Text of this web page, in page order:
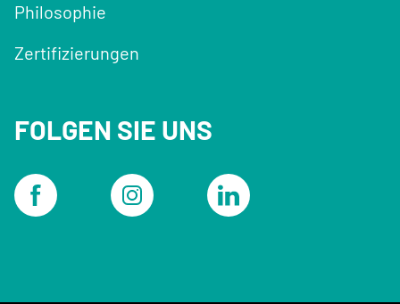
Philosophie
Zertifizierungen
FOLGEN SIE UNS